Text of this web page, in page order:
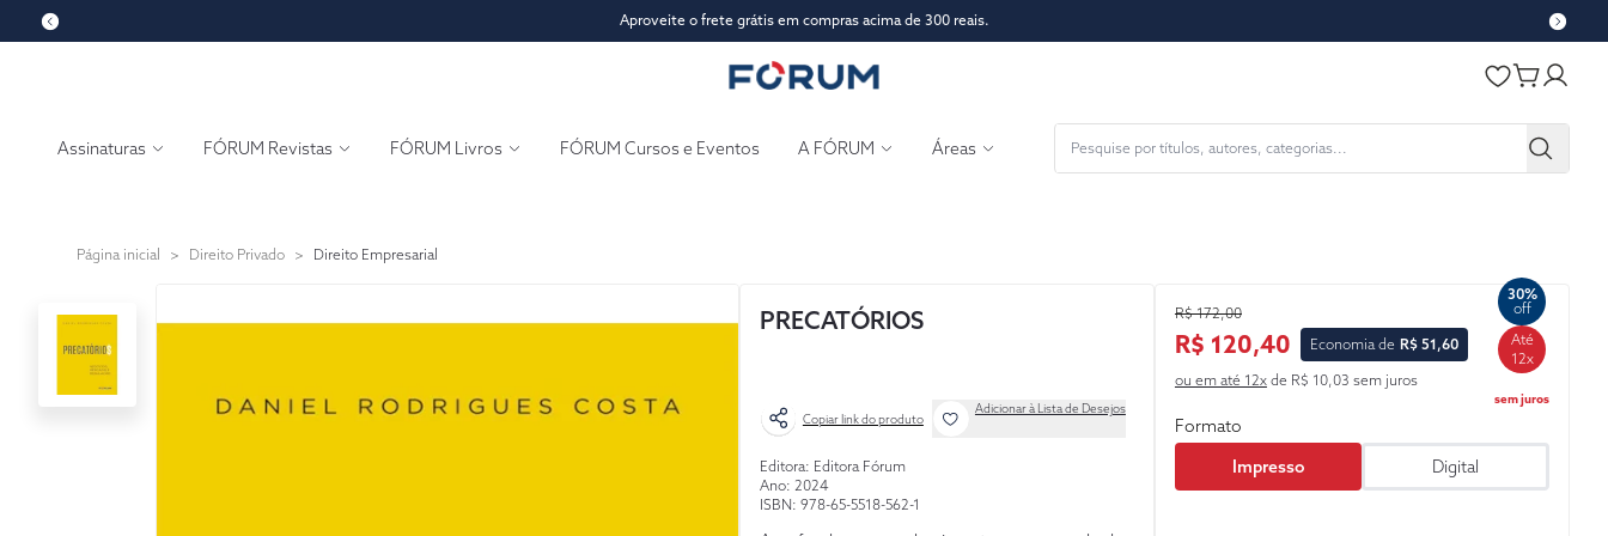
Aproveite o frete grátis em compras acima de 300 reais.
Assinaturas FÓRUM Revistas FÓRUM Livros FÓRUM Cursos e Eventos A FÓRUM Áreas
Página inicial > Direito Privado > Direito Empresarial
PRECATÓRIOS
Copiar link do produto
Adicionar à Lista de Desejos
Editora: Editora Fórum
Ano: 2024
ISBN: 978-65-5518-562-1
R$ 172,00
R$ 120,40 Economia de R$ 51,60
30%
off
Até
12x
sem juros
ou em até 12xde R$ 10,03 sem juros
Formato
Impresso
Digital